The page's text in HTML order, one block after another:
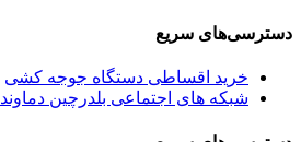
دسترسی‌های سریع
خرید اقساطی دستگاه جوجه کشی
شبکه های اجتماعی بلدرچین دماوند